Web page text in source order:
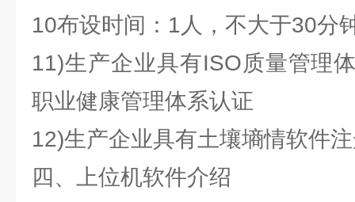
10布设时间：1人，不大于30分
11)生产企业具有ISO质量管理
职业健康管理体系认证
12)生产企业具有土壤墒情软件
四、上位机软件介绍